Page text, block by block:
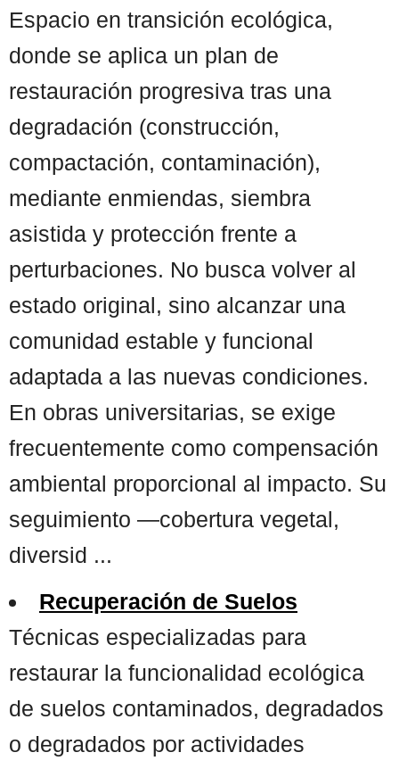
Espacio en transición ecológica,
donde se aplica un plan de
restauración progresiva tras una
degradación (construcción,
compactación, contaminación),
mediante enmiendas, siembra
asistida y protección frente a
perturbaciones. No busca volver al
estado original, sino alcanzar una
comunidad estable y funcional
adaptada a las nuevas condiciones.
En obras universitarias, se exige
frecuentemente como compensación
ambiental proporcional al impacto. Su
seguimiento —cobertura vegetal,
diversid ...
Recuperación de Suelos
Técnicas especializadas para
restaurar la funcionalidad ecológica
de suelos contaminados, degradados
o degradados por actividades